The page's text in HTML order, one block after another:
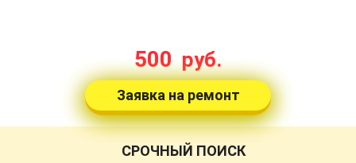
500руб.
Заявка на ремонт
СРОЧНЫЙ ПОИСК